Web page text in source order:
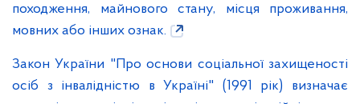
походження, майнового стану, місця проживання,
мовних або інших ознак.
Закон України "Про основи соціальної захищеності
осіб з інвалідністю в Україні" (1991 рік) визначає